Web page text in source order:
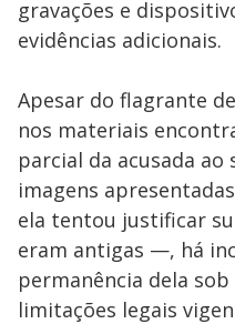
gravações e
evidências adicionais.
Apesar do flagrante
nos materiais
parcial da acusada ao
imagens
ela tentou justificar
eram antigas —, há
permanência dela
limitações legais